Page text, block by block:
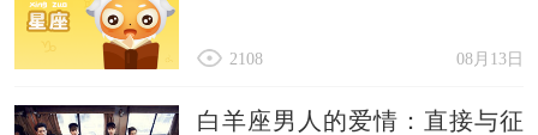
08月13日
2108
白羊座男人的爱情：直接与征